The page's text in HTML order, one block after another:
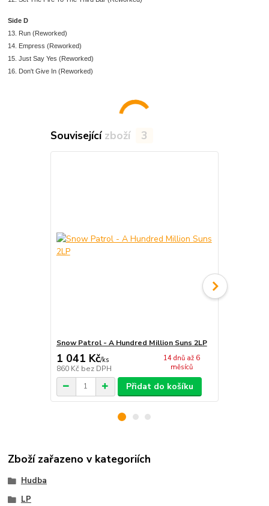
Side D
13. Run (Reworked)
14. Empress (Reworked)
15. Just Say Yes (Reworked)
16. Don't Give In (Reworked)
Související zboží 3
Snow Patrol - A Hundred Million Suns 2LP
1 041 Kč/ks
860 Kč bez DPH
14 dnů až 6
měsíců
Přidat do košíku
Zboží zařazeno v kategoriích
Hudba
LP